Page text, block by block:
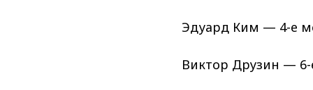
Эдуард Ким — 4-е
Виктор Друзин — 6-